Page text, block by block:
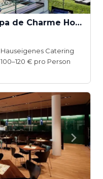
Tennerhof Gourmet & Spa de Charme Hotel
Hauseigenes Catering
100–120 € pro Person